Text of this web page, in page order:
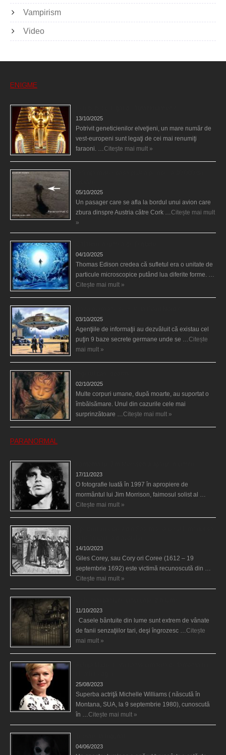
Vampirism
Video
ENIGME
13/10/2025
Potrivit geneticienilor elveţieni, un mare număr de
vest-europeni sunt legaţi de cei mai renumiţi
faraoni. … Citește mai mult »
05/10/2025
Un pasager care se afla la bordul unui avion care
zbura dinspre Austria către Cork … Citește mai mult
»
04/10/2025
Thomas Edison credea că sufletul era o unitate de
particule microscopice putând lua diferite forme. …
Citește mai mult »
03/10/2025
Agenţiile de informaţii au dezvăluit că existau cel
puţin 9 baze secrete germane unde se … Citește
mai mult »
02/10/2025
Multe corpuri umane, după moarte, au suportat o
îmbălsămare. Unul din cazurile cele mai
surprinzătoare … Citește mai mult »
PARANORMAL
17/11/2023
O fotografie luată în 1997 în apropiere de
mormântul lui Jim Morrison, faimosul solist al …
Citește mai mult »
14/10/2023
Giles Corey, sau Cory ori Coree (1612 – 19
septembrie 1692) este victimă recunoscută din …
Citește mai mult »
11/10/2023
Casele bântuite din lume sunt extrem de vânate
de fanii senzaţiilor tari, deşi îngrozesc … Citește
mai mult »
25/08/2023
Superba actriţă Michelle Williams ( născută în
Montana, SUA, la 9 septembrie 1980), cunoscută
în … Citește mai mult »
04/06/2023